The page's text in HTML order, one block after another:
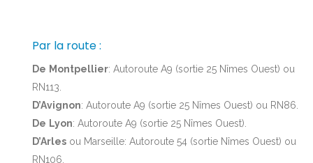
Par la route :
De Montpellier: Autoroute A9 (sortie 25 Nîmes Ouest) ou
RN113.
D’Avignon: Autoroute A9 (sortie 25 Nîmes Ouest) ou RN86.
De Lyon: Autoroute A9 (sortie 25 Nîmes Ouest).
D’Arles ou Marseille: Autoroute 54 (sortie Nîmes Ouest) ou
RN106.